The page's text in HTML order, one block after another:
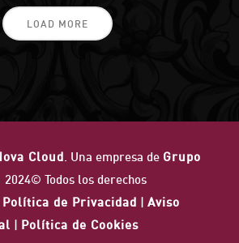
LOAD MORE
Cloud . Una empresa de Grupo
2024© Todos los derechos
Política de Privacidad | Aviso
| Política de Cookies